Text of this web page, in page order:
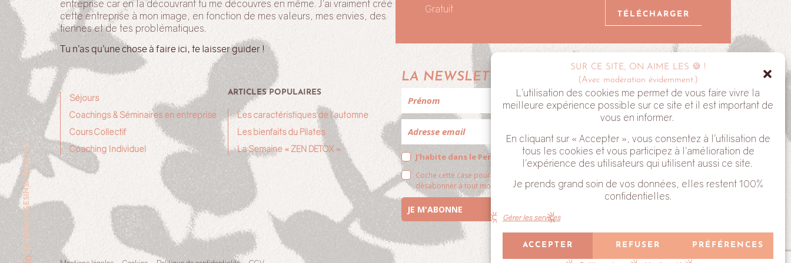
SUR CE SITE, ON AIME LES 🍪 !
(Avec modération évidemment.)
L'utilisation des cookies me permet de vous faire vivre la
meilleure expérience possible sur ce site et il est important de
vous en informer.
En cliquant sur « Accepter », vous consentez à l'utilisation de
tous les cookies et vous participez à l'amélioration de
l'expérience des utilisateurs qui utilisent aussi ce site.
Je prends grand soin de vos données, elles restent 100%
confidentielles.
Gérer les services
ACCEPTER REFUSER PRÉFÉRENCES
INSPIRATIONS
TÉMOIGNAGES
entreprise car en la découvrant tu me découvres en même. J’ai vraiment créé
cette entreprise à mon image, en fonction de mes valeurs, mes envies, des
tiennes et de tes problématiques.
Tu n’as qu’une chose à faire ici, te laisser guider !
Séjours
Coachings & Séminaires en entreprise
Cours Collectif
Coaching Individuel
ARTICLES POPULAIRES
Les caractéristiques de l’automne
Les bienfaits du Pilates
La Semaine « ZEN DETOX »
Gratuit TÉLÉCHARGER
LA NEWSLETTER ALYVE
J'habite dans le Perche
Coche cette case pour valider que tu acceptes de recevoir mes Newsletter. Tu peux te
désabonner à tout moment en cliquant sur le lien en bas de chaque email que tu reçois.
JE M'ABONNE